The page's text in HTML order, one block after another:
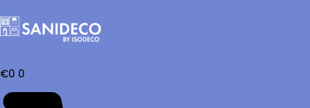
€0 0